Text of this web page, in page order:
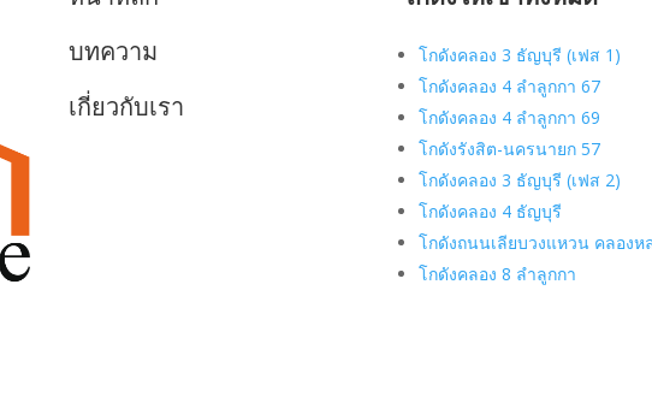
บทความ
เกี่ยวกับเรา
โกดังคลอง 3 ธัญบุรี (เฟส 1)
โกดังคลอง 4 ลำลูกกา 67
โกดังคลอง 4 ลำลูกกา 69
โกดังรังสิต-นครนายก 57
โกดังคลอง 3 ธัญบุรี (เฟส 2)
โกดังคลอง 4 ธัญบุรี
โกดังถนนเลียบวงแหวน คลองห
โกดังคลอง 8 ลำลูกกา